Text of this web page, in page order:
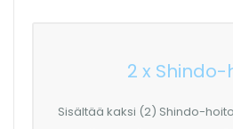
2 x
Sisältää kaksi (2) Shindo-